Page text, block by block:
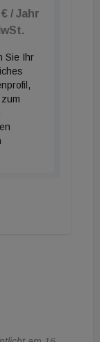
/ Jahr
Sie Ihr